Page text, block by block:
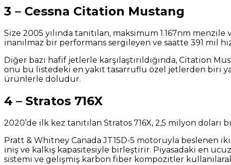
3 – Cessna Citation Mustang
Size 2005 yılında tanıtılan, maksimum 1.167nm
inanılmaz bir performans sergileyen ve saatte 391 mil
Diğer bazı hafif jetlerle karşılaştırıldığında, Citation
onu bu listedeki en yakıt tasarruflu özel jetlerden biri
ürünlerle doludur.
4 – Stratos 716X
2020’de ilk kez tanıtılan Stratos 716X, 2,5 milyon
Pratt & Whitney Canada JT15D-5 motoruyla beslenen
iniş ve kalkış kapasitesiyle birleştirir. Piyasadaki en
sistemi ve gelişmiş karbon fiber kompozitler